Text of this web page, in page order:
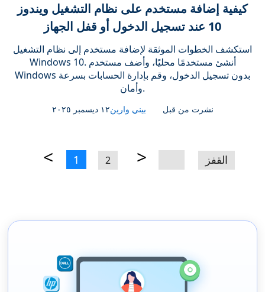
كيفية إضافة مستخدم على نظام التشغيل ويندوز
10 عند تسجيل الدخول أو قفل الجهاز
استكشف الخطوات الموثقة لإضافة مستخدم إلى نظام التشغيل
Windows 10. أنشئ مستخدمًا محليًا، وأضف مستخدم
Windows بدون تسجيل الدخول، وقم بإدارة الحسابات بسرعة
وأمان.
نشرت من قبل بيني وارين١٢ ديسمبر ٢٠٢٥
< 1 2 > القفز